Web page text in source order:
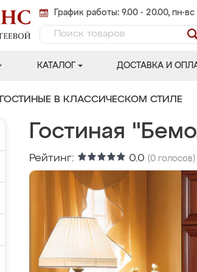
График работы: 9.00 - 20.00, пн-вс
КАТАЛОГ ДОСТАВКА И
ГОСТИНЫЕ В КЛАССИЧЕСКОМ СТИЛЕ
Гостиная
Рейтинг: 0.0 (0 голосов)